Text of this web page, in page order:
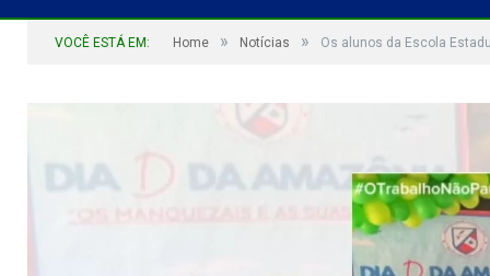
VOCÊ ESTÁ EM: Home » Notícias » Os alunos da Escola